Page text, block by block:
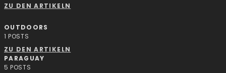
ZU DEN ARTIKELN
OUTDOORS
1 POSTS
ZU DEN ARTIKELN
PARAGUAY
5 POSTS